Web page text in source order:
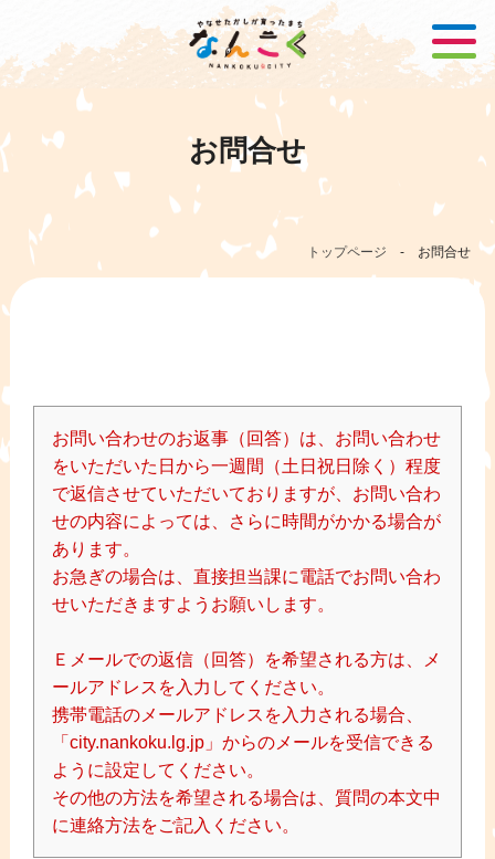
お問合せ
トップページ - お問合せ
お問い合わせのお返事（回答）は、お問い合わせ
をいただいた日から一週間（土日祝日除く）程度
で返信させていただいておりますが、お問い合わ
せの内容によっては、さらに時間がかかる場合が
あります。
お急ぎの場合は、直接担当課に電話でお問い合わ
せいただきますようお願いします。
Ｅメールでの返信（回答）を希望される方は、メ
ールアドレスを入力してください。
携帯電話のメールアドレスを入力される場合、
「city.nankoku.lg.jp」からのメールを受信できる
ように設定してください。
その他の方法を希望される場合は、質問の本文中
に連絡方法をご記入ください。